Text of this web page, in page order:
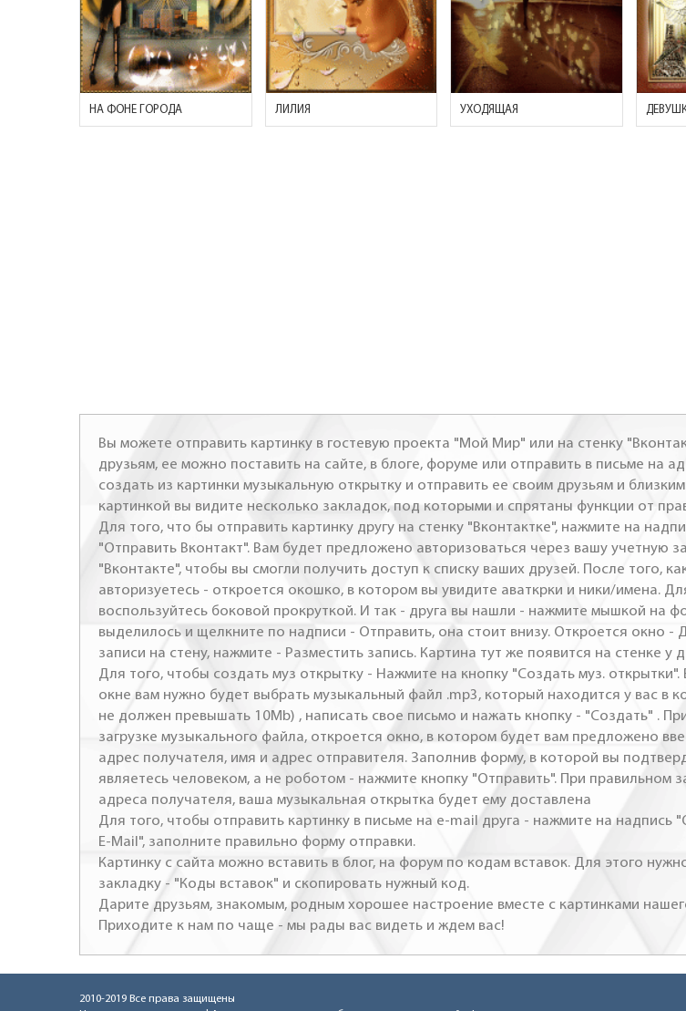
НА ФОНЕ ГОРОДА ЛИЛИЯ УХОДЯЩАЯ
Вы можете отправить картинку в гостевую проекта "Мой Мир" или на стенку
друзьям, ее можно поставить на сайте, в блоге, форуме или отправить в письме на
создать из картинки музыкальную открытку и отправить ее своим друзьям и
картинкой вы видите несколько закладок, под которыми и спрятаны функции от
Для того, что бы отправить картинку другу на стенку "Вконтактке", нажмите на
"Отправить Вконтакт". Вам будет предложено авторизоваться через вашу учетную
"Вконтакте", чтобы вы смогли получить доступ к списку ваших друзей. После того,
авторизуетесь - откроется окошко, в котором вы увидите аваткрки и ники/имена.
воспользуйтесь боковой прокруткой. И так - друга вы нашли - нажмите мышкой на
выделилось и щелкните по надписи - Отправить, она стоит внизу. Откроется окно -
записи на стену, нажмите - Разместить запись. Картина тут же появится на стенке у
Для того, чтобы создать муз открытку - Нажмите на кнопку "Создать муз.
окне вам нужно будет выбрать музыкальный файл .mp3, который находится у вас в
не должен превышать 10Mb) , написать свое письмо и нажать кнопку - "Создать" .
загрузке музыкального файла, откроется окно, в котором будет вам предложено
адрес получателя, имя и адрес отправителя. Заполнив форму, в которой вы
являетесь человеком, а не роботом - нажмите кнопку "Отправить". При правильном
адреса получателя, ваша музыкальная открытка будет ему доставлена
Для того, чтобы отправить картинку в письме на e-mail друга - нажмите на надпись
E-Mail", заполните правильно форму отправки.
Картинку с сайта можно вставить в блог, на форум по кодам вставок. Для этого
закладку - "Коды вставок" и скопировать нужный код.
Дарите друзьям, знакомым, родным хорошее настроение вместе с картинками
Приходите к нам по чаще - мы рады вас видеть и ждем вас!
2010-2019 Все права защищены